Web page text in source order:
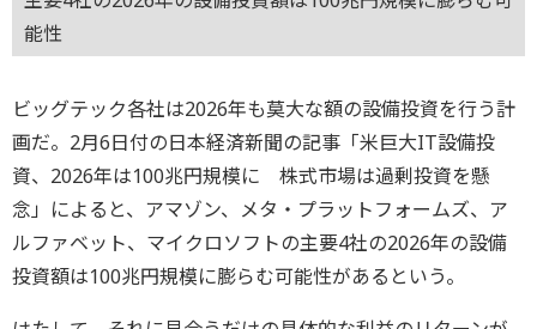
能性
ビッグテック各社は2026年も莫大な額の設備投資を行う計
画だ。2月6日付の日本経済新聞の記事「米巨大IT設備投
資、2026年は100兆円規模に 株式市場は過剰投資を懸
念」によると、アマゾン、メタ・プラットフォームズ、ア
ルファベット、マイクロソフトの主要4社の2026年の設備
投資額は100兆円規模に膨らむ可能性があるという。